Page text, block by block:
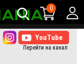
0
77-+38 (073) 61-77-
167